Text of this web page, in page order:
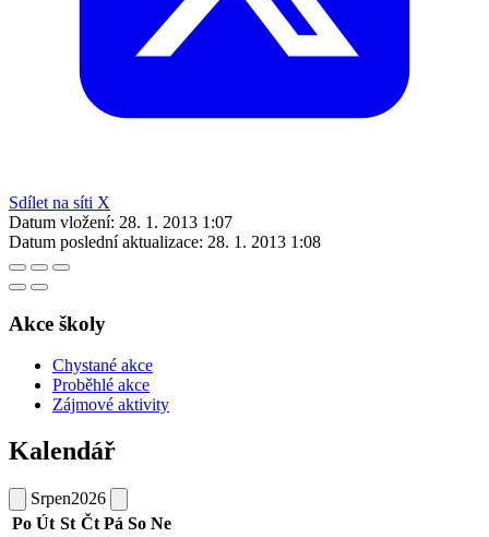
Sdílet na síti X
Datum vložení: 28. 1. 2013 1:07
Datum poslední aktualizace: 28. 1. 2013 1:08
Akce školy
Chystané akce
Proběhlé akce
Zájmové aktivity
Kalendář
Srpen2026
Po Út St Čt Pá So Ne